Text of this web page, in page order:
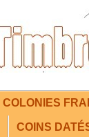
COLONIES
COINS